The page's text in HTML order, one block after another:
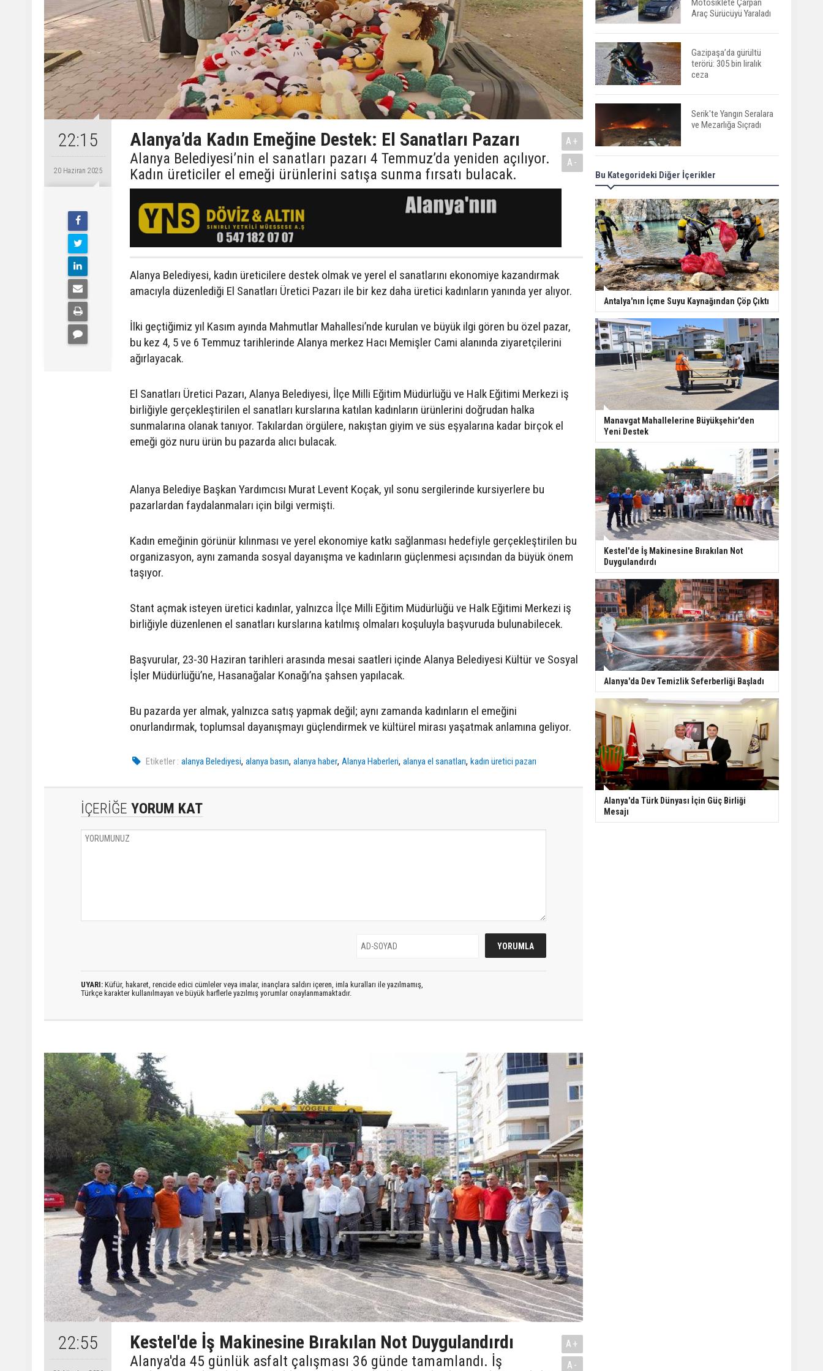
22:15
20 Haziran 2025
Alanya’da Kadın Emeğine Destek: El Sanatları Pazarı
Alanya Belediyesi’nin el sanatları pazarı 4 Temmuz’da yeniden açılıyor.
Kadın üreticiler el emeği ürünlerini satışa sunma fırsatı bulacak.
A+
A-
Alanya Belediyesi, kadın üreticilere destek olmak ve yerel el sanatlarını ekonomiye kazandırmak
amacıyla düzenlediği El Sanatları Üretici Pazarı ile bir kez daha üretici kadınların yanında yer alıyor.
İlki geçtiğimiz yıl Kasım ayında Mahmutlar Mahallesi’nde kurulan ve büyük ilgi gören bu özel pazar,
bu kez 4, 5 ve 6 Temmuz tarihlerinde Alanya merkez Hacı Memişler Cami alanında ziyaretçilerini
ağırlayacak.
El Sanatları Üretici Pazarı, Alanya Belediyesi, İlçe Milli Eğitim Müdürlüğü ve Halk Eğitimi Merkezi iş
birliğiyle gerçekleştirilen el sanatları kurslarına katılan kadınların ürünlerini doğrudan halka
sunmalarına olanak tanıyor. Takılardan örgülere, nakıştan giyim ve süs eşyalarına kadar birçok el
emeği göz nuru ürün bu pazarda alıcı bulacak.
Alanya Belediye Başkan Yardımcısı Murat Levent Koçak, yıl sonu sergilerinde kursiyerlere bu
pazarlardan faydalanmaları için bilgi vermişti.
Kadın emeğinin görünür kılınması ve yerel ekonomiye katkı sağlanması hedefiyle gerçekleştirilen bu
organizasyon, aynı zamanda sosyal dayanışma ve kadınların güçlenmesi açısından da büyük önem
taşıyor.
Stant açmak isteyen üretici kadınlar, yalnızca İlçe Milli Eğitim Müdürlüğü ve Halk Eğitimi Merkezi iş
birliğiyle düzenlenen el sanatları kurslarına katılmış olmaları koşuluyla başvuruda bulunabilecek.
Başvurular, 23-30 Haziran tarihleri arasında mesai saatleri içinde Alanya Belediyesi Kültür ve Sosyal
İşler Müdürlüğü’ne, Hasanağalar Konağı’na şahsen yapılacak.
Bu pazarda yer almak, yalnızca satış yapmak değil; aynı zamanda kadınların el emeğini
onurlandırmak, toplumsal dayanışmayı güçlendirmek ve kültürel mirası yaşatmak anlamına geliyor.
Etiketler : alanya Belediyesi,alanya basın,alanya haber,Alanya Haberleri,alanya el sanatları,kadın üretici pazarı
İÇERİĞE YORUM KAT
UYARI: Küfür, hakaret, rencide edici cümleler veya imalar, inançlara saldırı içeren, imla kuralları ile yazılmamış,
Türkçe karakter kullanılmayan ve büyük harflerle yazılmış yorumlar onaylanmamaktadır.
22:55 Kestel'de İş Makinesine Bırakılan Not Duygulandırdı
Alanya'da 45 günlük asfalt çalışması 36 günde tamamlandı. İş
A+
A-
Motosiklete Çarpan
Araç Sürücüyü Yaraladı
Gazipaşa’da gürültü
terörü: 305 bin liralık
ceza
Serik'te Yangın Seralara
ve Mezarlığa Sıçradı
Serik'te Orman Yangını!
İlk Müdahale
Vatandaşlardan
Manavgat'ta Anne ve
Kızına Otomobil Çarptı
Finike açıklarında 50
yapay resif denizle
buluştu
Kepez tarihine sahip
çıkıyor: Tarihi kuyular
temizlendi
Manavgat’ta ani
beraberinde getirdi: 3
Bu Kategorideki Diğer İçerikler
Antalya'nın İçme Suyu Kaynağından Çöp Çıktı
Manavgat Mahallelerine Büyükşehir'den
Yeni Destek
Kestel'de İş Makinesine Bırakılan Not
Duygulandırdı
Alanya'da Dev Temizlik Seferberliği Başladı
Alanya'da Türk Dünyası İçin Güç Birliği
Mesajı